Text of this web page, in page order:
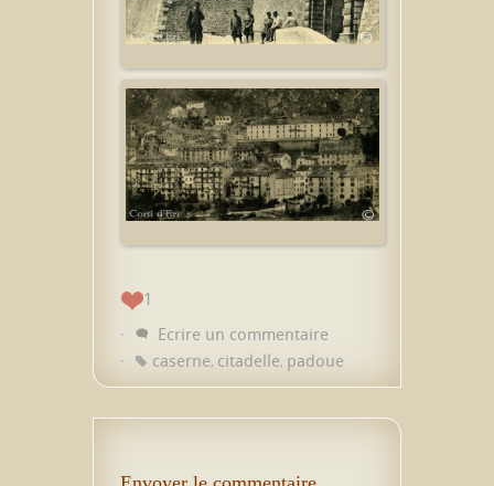
1
Ecrire un commentaire
caserne, citadelle, padoue